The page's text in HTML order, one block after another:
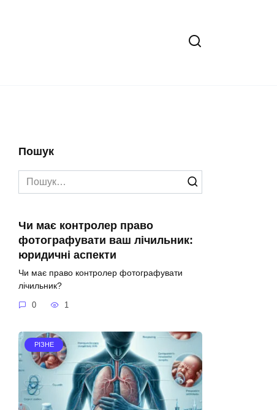
Пошук
Search
for:
Чи має контролер право
фотографувати ваш лічильник:
юридичні аспекти
Чи має право контролер фотографувати
лічильник?
0 1
РІЗНЕ